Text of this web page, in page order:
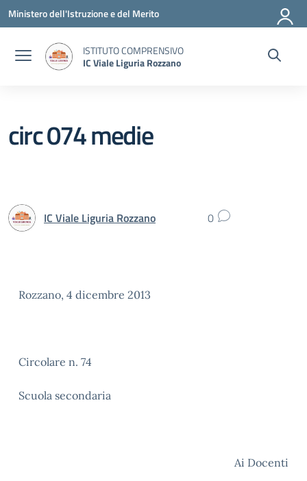
Vai ai contenuti
Vai al menu di navigazione
Vai al footer
Ministero dell'Istruzione e del Merito
ISTITUTO COMPRENSIVO
IC Viale Liguria Rozzano
circ 074 medie
IC Viale Liguria Rozzano 0
Rozzano, 4 dicembre 2013
Circolare n. 74
Scuola secondaria
Ai Docenti